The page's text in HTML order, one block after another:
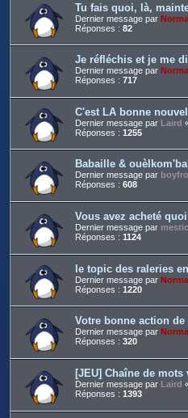
Tu fais quoi, là,
Dernier message par Norma
Réponses : 82
Je réfléchis et je me
Dernier message par Norma
Réponses : 717
C'est LA bonne
Dernier message par Laird
Réponses : 1255
Babaille &
Dernier message par
Réponses : 608
Vous avez acheté
Dernier message par mestic
Réponses : 1124
le topic des raleries
Dernier message par Norma
Réponses : 1220
Votre bonne action
Dernier message par Norma
Réponses : 320
[JEU] Chaîne de mots
Dernier message par Laird
Réponses : 1393